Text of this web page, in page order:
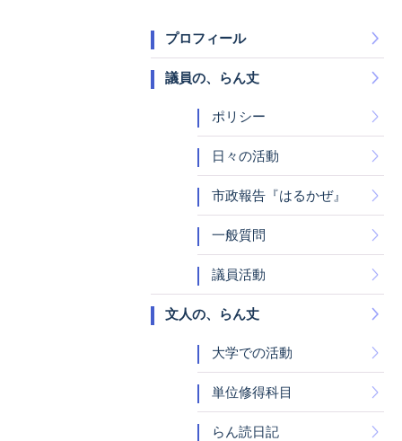
プロフィール
議員の、らん丈
ポリシー
日々の活動
市政報告『はるかぜ』
一般質問
議員活動
文人の、らん丈
大学での活動
単位修得科目
らん読日記